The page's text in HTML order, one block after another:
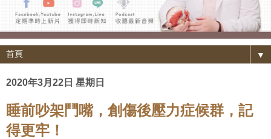
▼
2020年3月22日 星期日
睡前吵架鬥嘴，創傷後壓力症候群，記
得更牢！